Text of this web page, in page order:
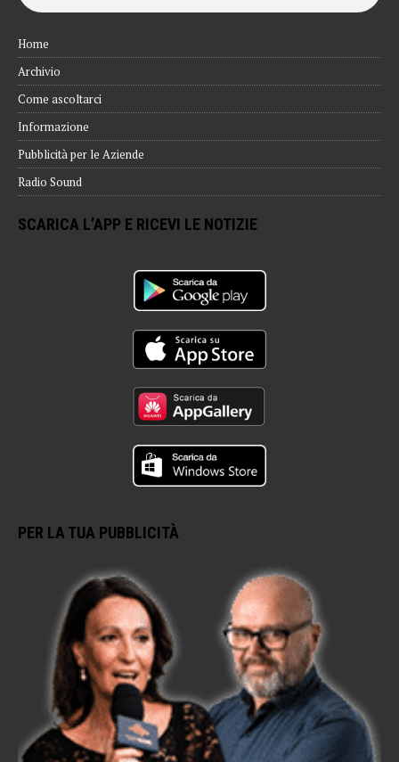
Home
Archivio
Come ascoltarci
Informazione
Pubblicità per le Aziende
Radio Sound
SCARICA L’APP E RICEVI LE NOTIZIE
PER LA TUA PUBBLICITÀ